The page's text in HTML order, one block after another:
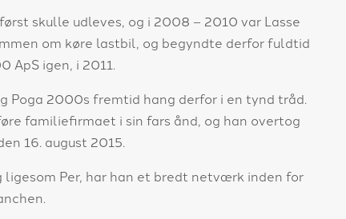
skulle udleves, og i 2008 – 2010 var Lasse
om køre lastbil, og begyndte derfor fuldtid
ApS igen, i 2011.
2000s fremtid hang derfor i en tynd tråd.
familiefirmaet i sin fars ånd, og han overtog
16. august 2015.
ligesom Per, har han et bredt netværk inden for